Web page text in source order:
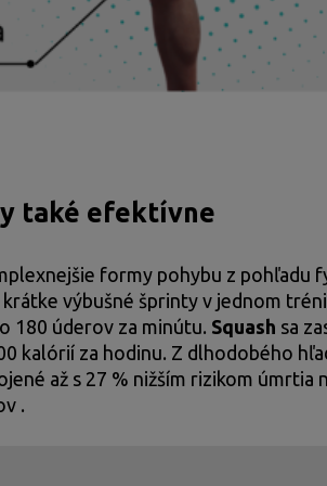
také efektívne
formy pohybu z pohľadu
výbušné šprinty v jednom
180 úderov za minútu. Squash sa
kalórií za hodinu. Z dlhodobého
až s 27 % nižším rizikom úmrtia
.